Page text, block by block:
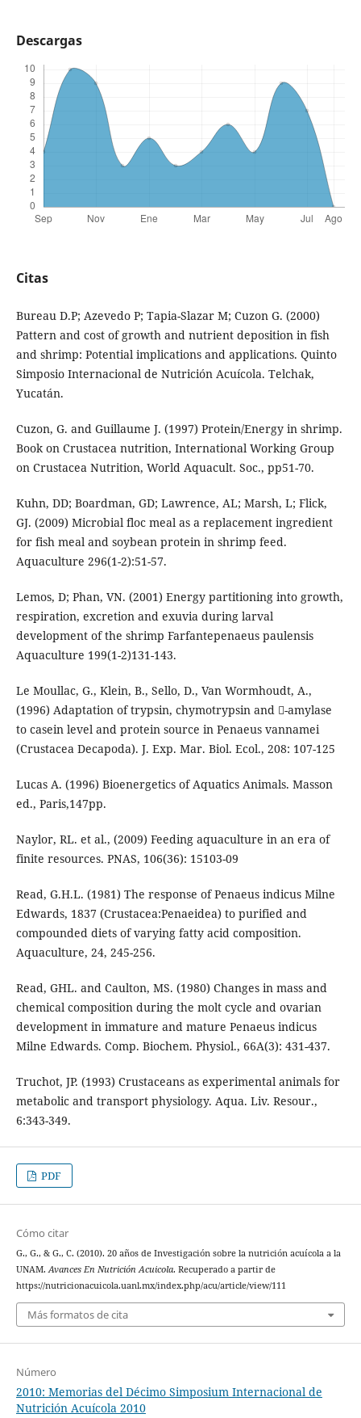
Descargas
Citas
Bureau D.P; Azevedo P; Tapia-Slazar M; Cuzon G. (2000)
Pattern and cost of growth and nutrient deposition in fish
and shrimp: Potential implications and applications. Quinto
Simposio Internacional de Nutrición Acuícola. Telchak,
Yucatán.
Cuzon, G. and Guillaume J. (1997) Protein/Energy in shrimp.
Book on Crustacea nutrition, International Working Group
on Crustacea Nutrition, World Aquacult. Soc., pp51-70.
Kuhn, DD; Boardman, GD; Lawrence, AL; Marsh, L; Flick,
GJ. (2009) Microbial floc meal as a replacement ingredient
for fish meal and soybean protein in shrimp feed.
Aquaculture 296(1-2):51-57.
Lemos, D; Phan, VN. (2001) Energy partitioning into growth,
respiration, excretion and exuvia during larval
development of the shrimp Farfantepenaeus paulensis
Aquaculture 199(1-2)131-143.
Le Moullac, G., Klein, B., Sello, D., Van Wormhoudt, A.,
(1996) Adaptation of trypsin, chymotrypsin and -amylase
to casein level and protein source in Penaeus vannamei
(Crustacea Decapoda). J. Exp. Mar. Biol. Ecol., 208: 107-125
Lucas A. (1996) Bioenergetics of Aquatics Animals. Masson
ed., Paris,147pp.
Naylor, RL. et al., (2009) Feeding aquaculture in an era of
finite resources. PNAS, 106(36): 15103-09
Read, G.H.L. (1981) The response of Penaeus indicus Milne
Edwards, 1837 (Crustacea:Penaeidea) to purified and
compounded diets of varying fatty acid composition.
Aquaculture, 24, 245-256.
Read, GHL. and Caulton, MS. (1980) Changes in mass and
chemical composition during the molt cycle and ovarian
development in immature and mature Penaeus indicus
Milne Edwards. Comp. Biochem. Physiol., 66A(3): 431-437.
Truchot, JP. (1993) Crustaceans as experimental animals for
metabolic and transport physiology. Aqua. Liv. Resour.,
6:343-349.
PDF
Cómo citar
G., G., & G., C. (2010). 20 años de Investigación sobre la nutrición acuícola a la
UNAM.Avances En Nutrición Acuicola. Recuperado a partir de
https://nutricionacuicola.uanl.mx/index.php/acu/article/view/111
Más formatos de cita
Número
2010: Memorias del Décimo Simposium Internacional de
Nutrición Acuícola 2010